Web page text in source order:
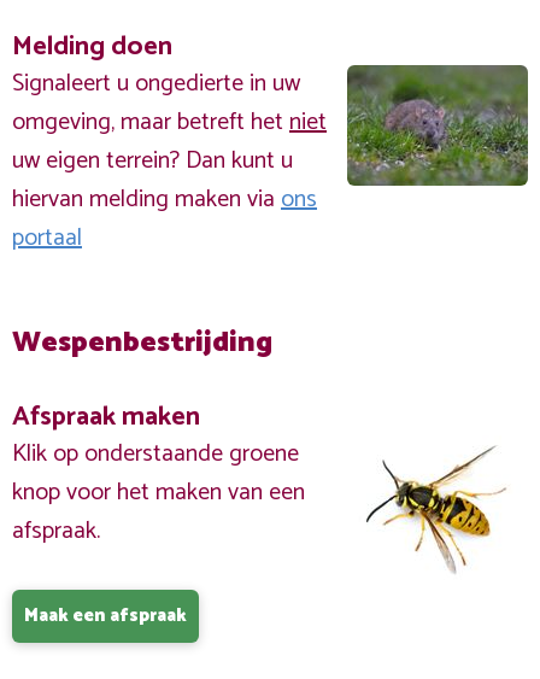
Melding doen
Signaleert u ongedierte in uw
omgeving, maar betreft hetniet
uw eigen terrein? Dan kunt u
hiervan melding maken viaons
portaal
Wespenbestrijding
Afspraak maken
Klik op onderstaande groene
knop voor het maken van een
afspraak.
Maak een afspraak